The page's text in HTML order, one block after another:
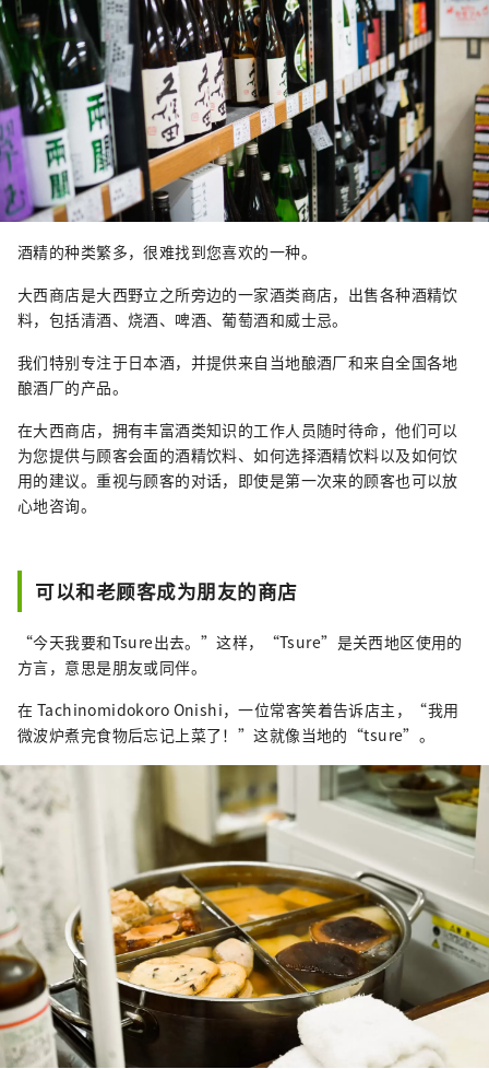
酒精的种类繁多，很难找到您喜欢的一种。
大西商店是大西野立之所旁边的一家酒类商店，出售各种酒精饮
料，包括清酒、烧酒、啤酒、葡萄酒和威士忌。
我们特别专注于日本酒，并提供来自当地酿酒厂和来自全国各地
酿酒厂的产品。
在大西商店，拥有丰富酒类知识的工作人员随时待命，他们可以
为您提供与顾客会面的酒精饮料、如何选择酒精饮料以及如何饮
用的建议。重视与顾客的对话，即使是第一次来的顾客也可以放
心地咨询。
可以和老顾客成为朋友的商店
“今天我要和Tsure出去。”这样，“Tsure”是关西地区使用的
方言，意思是朋友或同伴。
在 Tachinomidokoro Onishi，一位常客笑着告诉店主，“我用
微波炉煮完食物后忘记上菜了！”这就像当地的“tsure”。